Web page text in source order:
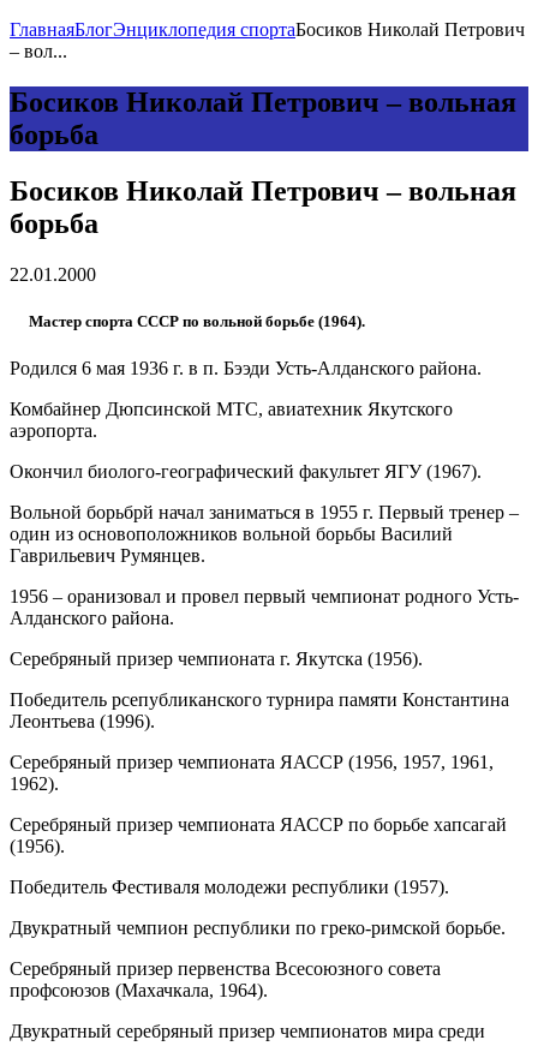
ГлавнаяБлогЭнциклопедия спортаБосиков Николай Петрович
– вол...
Босиков Николай Петрович – вольная
борьба
Босиков Николай Петрович – вольная
борьба
22.01.2000
Мастер спорта СССР по вольной борьбе (1964).
Родился 6 мая 1936 г. в п. Бээди Усть-Алданского района.
Комбайнер Дюпсинской МТС, авиатехник Якутского
аэропорта.
Окончил биолого-географический факультет ЯГУ (1967).
Вольной борьбрй начал заниматься в 1955 г. Первый тренер –
один из основоположников вольной борьбы Василий
Гаврильевич Румянцев.
1956 – оранизовал и провел первый чемпионат родного Усть-
Алданского района.
Серебряный призер чемпионата г. Якутска (1956).
Победитель рсепубликанского турнира памяти Константина
Леонтьева (1996).
Серебряный призер чемпионата ЯАССР (1956, 1957, 1961,
1962).
Серебряный призер чемпионата ЯАССР по борьбе хапсагай
(1956).
Победитель Фестиваля молодежи республики (1957).
Двукратный чемпион республики по греко-римской борьбе.
Серебряный призер первенства Всесоюзного совета
профсоюзов (Махачкала, 1964).
Двукратный серебряный призер чемпионатов мира среди